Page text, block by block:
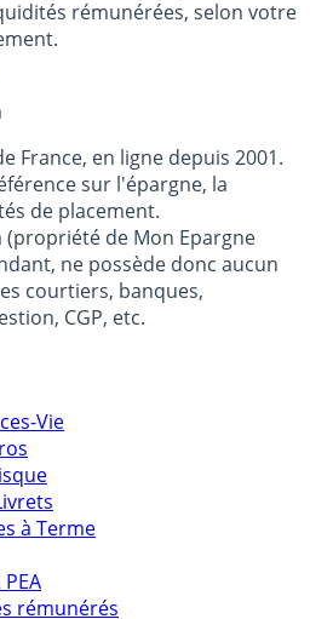
de votre capital entre
rémunérées, selon votre
France, en ligne depuis 2001.
sur l'épargne, la
de placement.
de Mon Epargne
ne possède donc aucun
courtiers, banques,
CGP, etc.
Vie
à Terme